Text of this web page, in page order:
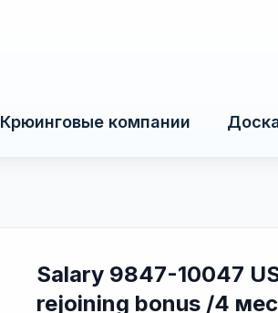
Крюинговые компании
Salary 9847-10047
rejoining bonus /4